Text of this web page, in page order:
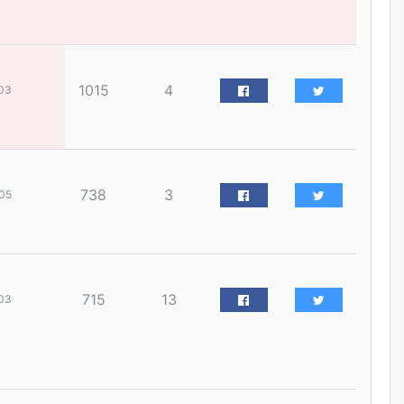
уржигдар
Орон сууц, нийтийн аж ахуй,
авто зам, тохижилт
холбоотой ГОМДОЛ их байгааг
суулгана гэх мэтээр дарамталдаг
1015 4
738 3
715 13